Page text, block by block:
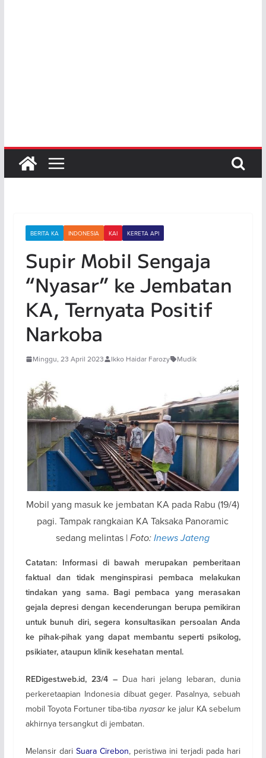
BERITA KA INDONESIA KAI KERETA API
Supir Mobil Sengaja
“Nyasar” ke Jembatan
KA, Ternyata Positif
Narkoba
Minggu, 23 April 2023 Ikko Haidar Farozy Mudik
Mobil yang masuk ke jembatan KA pada Rabu (19/4)
pagi. Tampak rangkaian KA Taksaka Panoramic
sedang melintas |Foto:Inews Jateng
Catatan: Informasi di bawah merupakan pemberitaan
faktual dan tidak menginspirasi pembaca melakukan
tindakan yang sama. Bagi pembaca yang merasakan
gejala depresi dengan kecenderungan berupa pemikiran
untuk bunuh diri, segera konsultasikan persoalan Anda
ke pihak-pihak yang dapat membantu seperti psikolog,
psikiater, ataupun klinik kesehatan mental.
REDigest.web.id, 23/4 –Dua hari jelang lebaran, dunia
perkeretaapian Indonesia dibuat geger. Pasalnya, sebuah
mobil Toyota Fortuner tiba-tiba nyasar ke jalur KA sebelum
akhirnya tersangkut di jembatan.
Melansir dari Suara Cirebon, peristiwa ini terjadi pada hari